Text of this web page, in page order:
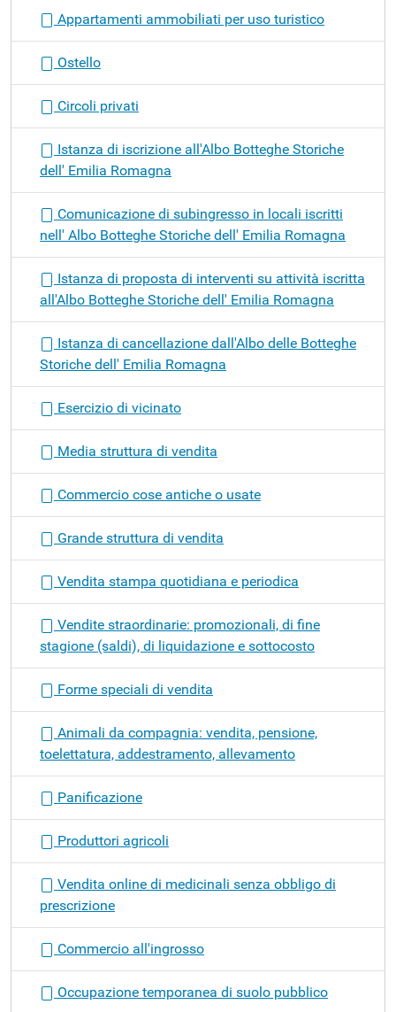
Appartamenti ammobiliati per uso turistico
Ostello
Circoli privati
Istanza di iscrizione all'Albo Botteghe Storiche
dell' Emilia Romagna
Comunicazione di subingresso in locali iscritti
nell' Albo Botteghe Storiche dell' Emilia Romagna
Istanza di proposta di interventi su attività iscritta
all'Albo Botteghe Storiche dell' Emilia Romagna
Istanza di cancellazione dall'Albo delle Botteghe
Storiche dell' Emilia Romagna
Esercizio di vicinato
Media struttura di vendita
Commercio cose antiche o usate
Grande struttura di vendita
Vendita stampa quotidiana e periodica
Vendite straordinarie: promozionali, di fine
stagione (saldi), di liquidazione e sottocosto
Forme speciali di vendita
Animali da compagnia: vendita, pensione,
toelettatura, addestramento, allevamento
Panificazione
Produttori agricoli
Vendita online di medicinali senza obbligo di
prescrizione
Commercio all'ingrosso
Occupazione temporanea di suolo pubblico